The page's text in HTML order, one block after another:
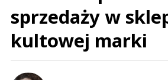
sprzedaży w
kultowej marki